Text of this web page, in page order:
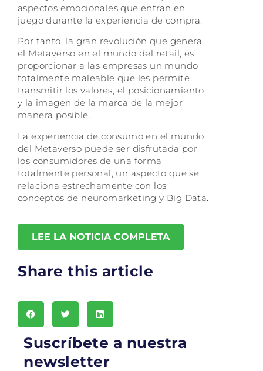
aspectos emocionales que entran en
juego durante la experiencia de compra.
Por tanto, la gran revolución que genera
el Metaverso en el mundo del retail, es
proporcionar a las empresas un mundo
totalmente maleable que les permite
transmitir los valores, el posicionamiento
y la imagen de la marca de la mejor
manera posible.
La experiencia de consumo en el mundo
del Metaverso puede ser disfrutada por
los consumidores de una forma
totalmente personal, un aspecto que se
relaciona estrechamente con los
conceptos de neuromarketing y Big Data.
LEE LA NOTICIA COMPLETA
Share this article
Suscríbete a nuestra
newsletter